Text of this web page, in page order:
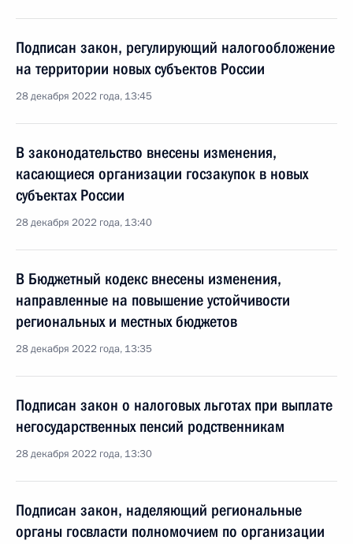
Подписан закон, регулирующий налогообложение
на территории новых субъектов России
28 декабря 2022 года, 13:45
В законодательство внесены изменения,
касающиеся организации госзакупок в новых
субъектах России
28 декабря 2022 года, 13:40
В Бюджетный кодекс внесены изменения,
направленные на повышение устойчивости
региональных и местных бюджетов
28 декабря 2022 года, 13:35
Подписан закон о налоговых льготах при выплате
негосударственных пенсий родственникам
28 декабря 2022 года, 13:30
Подписан закон, наделяющий региональные
органы госвласти полномочием по организации